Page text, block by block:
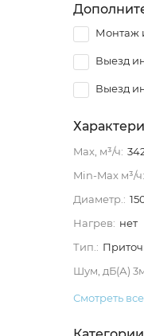
Монтаж
Выезд
Выезд
Max, м³/ч:
Min-Max м³/ч:
Диаметр.:
Нагрев: нет
Тип.:
Шум, дБ(А)
Смотреть все